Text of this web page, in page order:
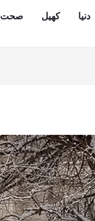
دنیا کھیل صحت